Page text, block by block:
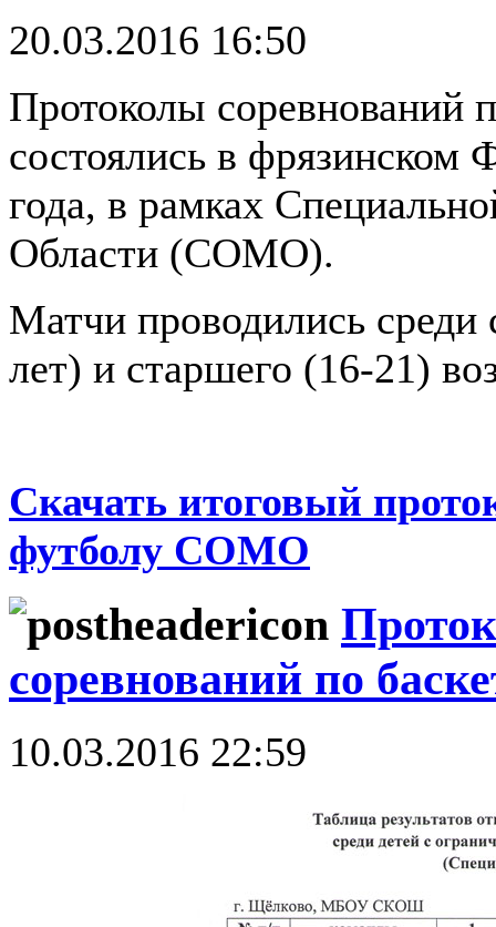
20.03.2016 16:50
Протоколы соревнований
состоялись в
года, в рамках
Области (СОМО).
Матчи проводились
лет) и старшего (16-21)
Скачать итоговый
футболу СОМО
соревнований по
10.03.2016 22:59